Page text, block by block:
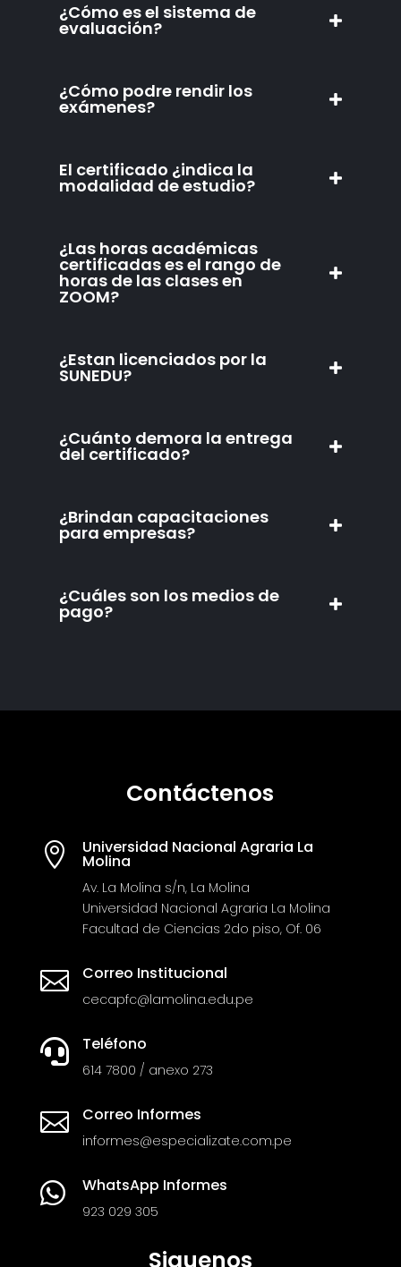
¿Cómo es el sistema de
evaluación?
¿Cómo podre rendir los
exámenes?
El certificado ¿indica la
modalidad de estudio?
¿Las horas académicas
certificadas es el rango de
horas de las clases en
ZOOM?
¿Estan licenciados por la
SUNEDU?
¿Cuánto demora la entrega
del certificado?
¿Brindan capacitaciones
para empresas?
¿Cuáles son los medios de
pago?
Contáctenos
 Universidad Nacional Agraria La
Molina
Av. La Molina s/n, La Molina
Universidad Nacional Agraria La Molina
Facultad de Ciencias 2do piso, Of. 06
 Correo Institucional
cecapfc@lamolina.edu.pe
 Teléfono
614 7800 / anexo 273
 Correo Informes
informes@especializate.com.pe
 WhatsApp Informes
923 029 305
Siguenos